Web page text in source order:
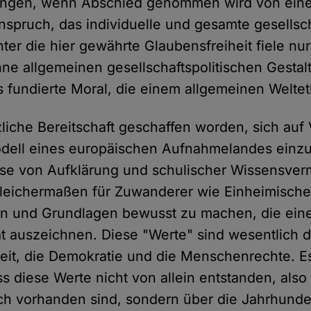
das individuelle und gesamte
die hier gewährte Glaubensfreiheit fiele
allgemeinen gesellschaftspolitischen
fundierte Moral, die einem allgemeinen
Bereitschaft geschaffen worden, sich auf
eines europäischen Aufnahmelandes
von Aufklärung und schulischer
für Zuwanderer wie
und Grundlagen bewusst zu machen, die
auszeichnen. Diese "Werte" sind wesentlich
die Demokratie und die Menschenrechte.
diese Werte nicht von allein entstanden,
vorhanden sind, sondern über die